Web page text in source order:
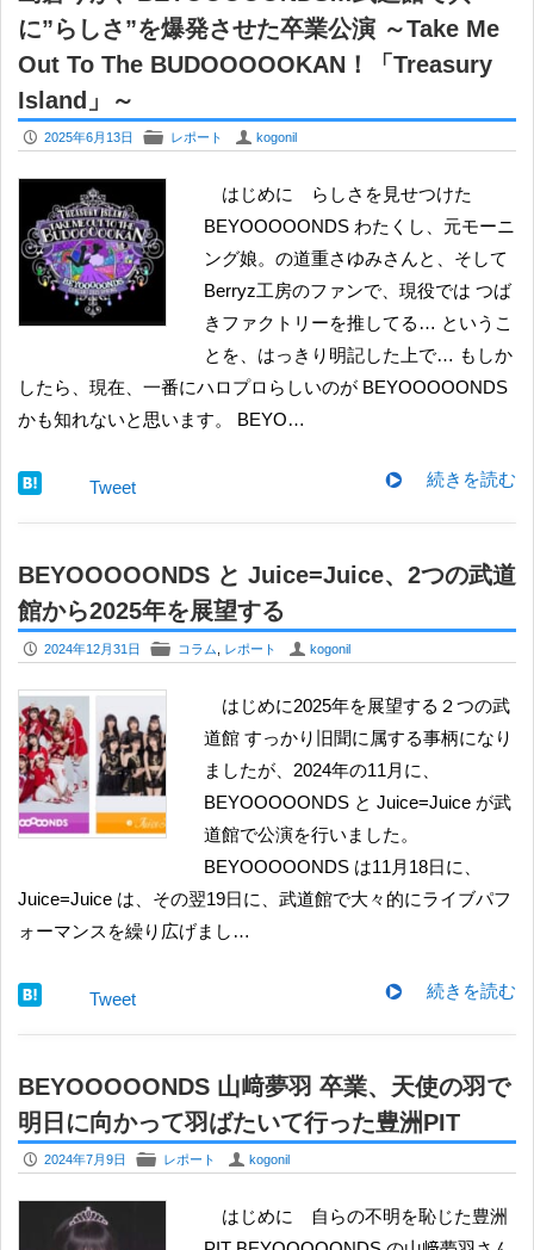
に”らしさ”を爆発させた卒業公演 ～Take Me
Out To The BUDOOOOOKAN！「Treasury
Island」～
P 2025年6月13日 F レポート U kogonil
はじめに らしさを見せつけた
BEYOOOOONDS わたくし、元モーニ
ング娘。の道重さゆみさんと、そして
Berryz工房のファンで、現役では つば
きファクトリーを推してる… というこ
とを、はっきり明記した上で… もしか
したら、現在、一番にハロプロらしいのが BEYOOOOONDS
かも知れないと思います。 BEYO…
続きを読む
Tweet
BEYOOOOONDS と Juice=Juice、2つの武道
館から2025年を展望する
P 2024年12月31日 F コラム レポート U kogonil
はじめに2025年を展望する２つの武
道館 すっかり旧聞に属する事柄になり
ましたが、2024年の11月に、
BEYOOOOONDS と Juice=Juice が武
道館で公演を行いました。
BEYOOOOONDS は11月18日に、
Juice=Juice は、その翌19日に、武道館で大々的にライブパフ
ォーマンスを繰り広げまし…
続きを読む
Tweet
BEYOOOOONDS 山﨑夢羽 卒業、天使の羽で
明日に向かって羽ばたいて行った豊洲PIT
P 2024年7月9日 F レポート U kogonil
はじめに 自らの不明を恥じた豊洲